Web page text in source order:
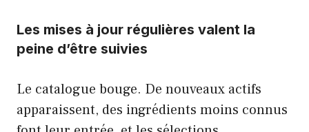
Les mises à jour régulières valent la
peine d’être suivies
Le catalogue bouge. De nouveaux actifs
apparaissent, des ingrédients moins connus